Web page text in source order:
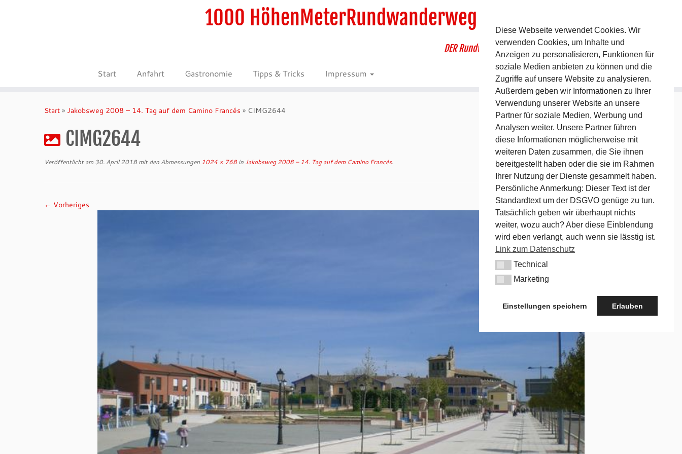
1000 HöhenMeterRundwanderweg
DER Rundwanderweg um Pommelsbrunn
Start Anfahrt Gastronomie Tipps & Tricks Impressum
Start » Jakobsweg 2008 – 14. Tag auf dem Camino Francés » CIMG2644
CIMG2644
Veröffentlicht am 30. April 2018 mit den Abmessungen 1024 × 768 inJakobsweg 2008 – 14. Tag auf dem Camino Francés.
← Vorheriges Nächstes →
Diese Webseite verwendet Cookies. Wir
verwenden Cookies, um Inhalte und
Anzeigen zu personalisieren, Funktionen für
soziale Medien anbieten zu können und die
Zugriffe auf unsere Website zu analysieren.
Außerdem geben wir Informationen zu Ihrer
Verwendung unserer Website an unsere
Partner für soziale Medien, Werbung und
Analysen weiter. Unsere Partner führen
diese Informationen möglicherweise mit
weiteren Daten zusammen, die Sie ihnen
bereitgestellt haben oder die sie im Rahmen
Ihrer Nutzung der Dienste gesammelt haben.
Persönliche Anmerkung: Dieser Text ist der
Standardtext um der DSGVO genüge zu tun.
Tatsächlich geben wir überhaupt nichts
weiter, wozu auch? Aber diese Einblendung
wird eben verlangt, auch wenn sie lässtig ist.
Link zum Datenschutz
TechnicalTechnical
MarketingMarketing
Einstellungen speichern Erlauben